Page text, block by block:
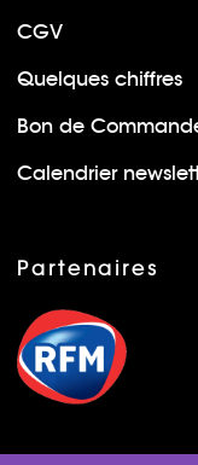
CGV
Quelques chiffres
Bon de
Calendrier
Partenaires